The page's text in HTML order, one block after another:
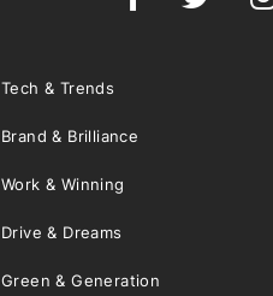
Tech & Trends
Brand & Brilliance
Work & Winning
Drive & Dreams
Green & Generation